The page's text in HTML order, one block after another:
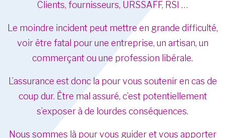
Clients, fournisseurs, URSSAFF, RSI …
Le moindre incident peut mettre en grande difficulté,
voir être fatal pour une entreprise, un artisan, un
commerçant ou une profession libérale.
​L’assurance est donc la pour vous soutenir en cas de
coup dur. Être mal assuré, c’est potentiellement
s’exposer à de lourdes conséquences.
​Nous sommes là pour vous guider et vous apporter